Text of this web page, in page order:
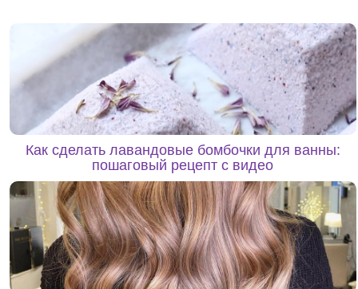
Как сделать лавандовые бомбочки для ванны:
пошаговый рецепт с видео